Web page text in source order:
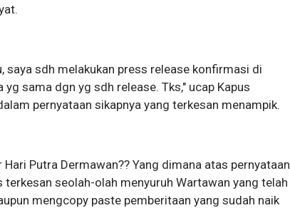
saya sdh melakukan press release konfirmasi di
sama dgn yg sdh release. Tks," ucap Kapus
pernyataan sikapnya yang terkesan menampik.
Putra Dermawan?? Yang dimana atas pernyataan
seolah-olah menyuruh Wartawan yang telah
mengcopy paste pemberitaan yang sudah naik